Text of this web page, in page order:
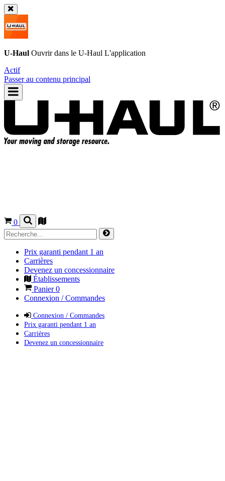
U-Haul Ouvrir dans le U-Haul L'application
Actif
Passer au contenu principal
0
Prix garanti pendant 1 an
Carrières
Devenez un concessionnaire
Établissements
Panier0
Connexion / Commandes
Connexion / Commandes
Prix garanti pendant 1 an
Carrières
Devenez un concessionnaire